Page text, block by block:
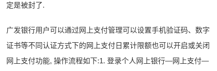
定是被封了.
广发银行用户可以通过网上支付管理可以设置手机验证码、数字
证书等不同认证方式下的网上支付日累计限额也可以开启或关闭
网上支付功能, 操作流程如下:1. 登录个人网上银行—网上支付—